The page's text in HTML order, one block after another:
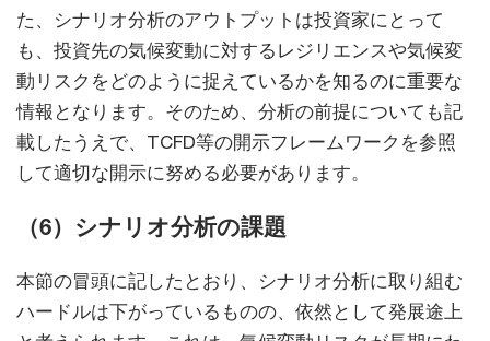
た、シナリオ分析のアウトプットは投資家にとって
も、投資先の気候変動に対するレジリエンスや気候変
動リスクをどのように捉えているかを知るのに重要な
情報となります。そのため、分析の前提についても記
載したうえで、TCFD等の開示フレームワークを参照
して適切な開示に努める必要があります。
（6）シナリオ分析の課題
本節の冒頭に記したとおり、シナリオ分析に取り組む
ハードルは下がっているものの、依然として発展途上